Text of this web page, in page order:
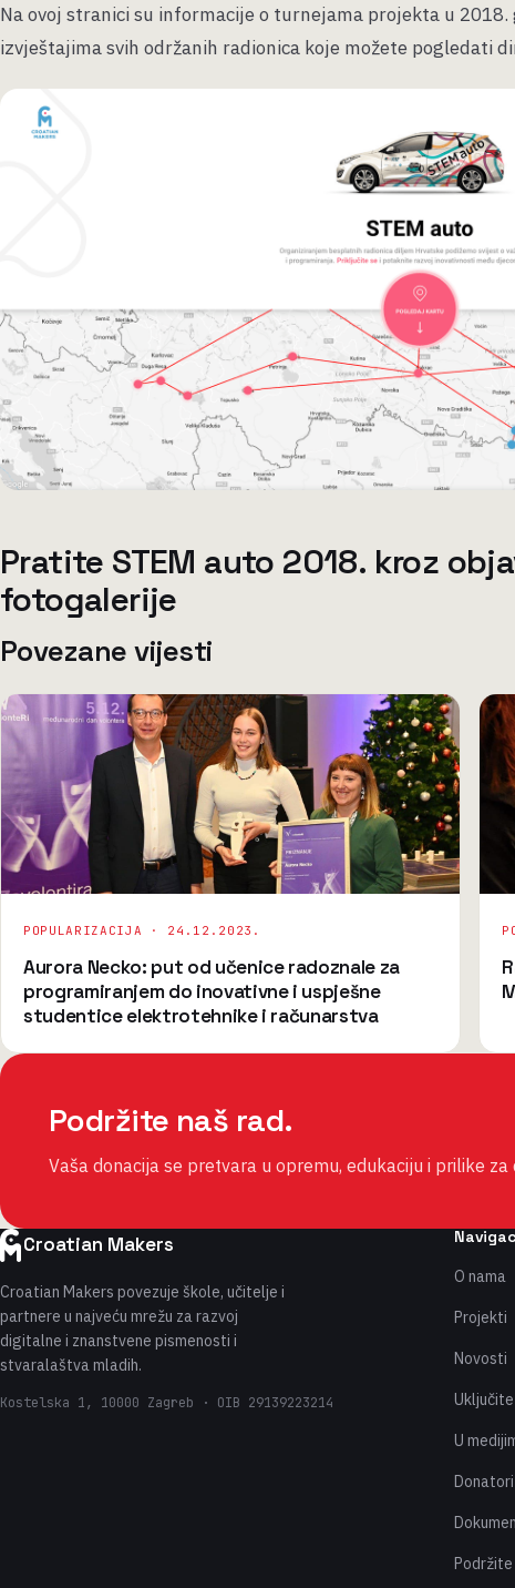
Na ovoj stranici su informacije o turnejama projekta u
izvještajima svih održanih radionica koje možete pogledati
Pratite STEM auto 2018. kroz
fotogalerije
Povezane vijesti
POPULARIZACIJA · 24.12.2023.
Aurora Necko: put od učenice radoznale za
programiranjem do inovativne i uspješne
studentice elektrotehnike i računarstva
Podržite naš rad.
Vaša donacija se pretvara u opremu, edukaciju i prilike
Croatian Makers
Croatian Makers povezuje škole, učitelje i
partnere u najveću mrežu za razvoj
digitalne i znanstvene pismenosti i
stvaralaštva mladih.
Kostelska 1, 10000 Zagreb · OIB 29139223214
O nama
Projekti
Novosti
U
Podržite